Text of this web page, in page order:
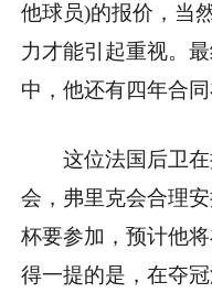
他球员)的报价，当
力才能引起重视。
中，他还有四年合同
这位法国后卫
会，弗里克会合理
杯要参加，预计他
得一提的是，在夺